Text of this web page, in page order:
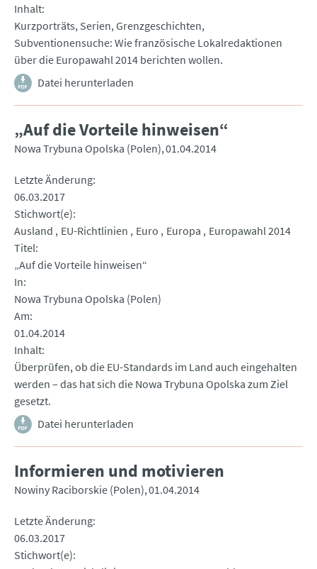
Inhalt
Kurzporträts, Serien, Grenzgeschichten,
Subventionensuche: Wie französische Lokalredaktionen
über die Europawahl 2014 berichten wollen.
Datei herunterladen
„Auf die Vorteile hinweisen“
Nowa Trybuna Opolska (Polen) 01.04.2014
Letzte Änderung
06.03.2017
Stichwort(e)
Ausland
EU-Richtlinien Euro Europa
Europawahl 2014
Titel
„Auf die Vorteile hinweisen“
In
Nowa Trybuna Opolska (Polen)
Am
01.04.2014
Inhalt
Überprüfen, ob die EU-Standards im Land auch eingehalten
werden – das hat sich die Nowa Trybuna Opolska zum Ziel
gesetzt.
Datei herunterladen
Informieren und motivieren
Nowiny Raciborskie (Polen) 01.04.2014
Letzte Änderung
06.03.2017
Stichwort(e)